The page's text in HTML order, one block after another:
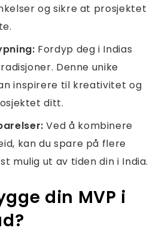
og sikre at prosjektet
Fordyp deg i Indias
Denne unike
inspirere til kreativitet og
ditt.
Ved å kombinere
kan du spare på flere
mulig ut av tiden din i India.
din MVP i